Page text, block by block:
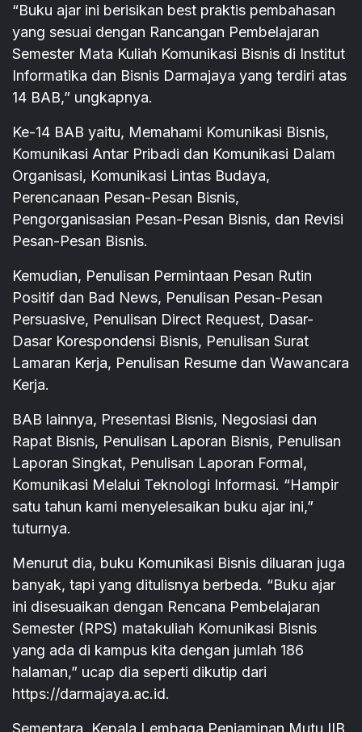
“Buku ajar ini berisikan best praktis pembahasan
yang sesuai dengan Rancangan Pembelajaran
Semester Mata Kuliah Komunikasi Bisnis di Institut
Informatika dan Bisnis Darmajaya yang terdiri atas
14 BAB,” ungkapnya.
Ke-14 BAB yaitu, Memahami Komunikasi Bisnis,
Komunikasi Antar Pribadi dan Komunikasi Dalam
Organisasi, Komunikasi Lintas Budaya,
Perencanaan Pesan-Pesan Bisnis,
Pengorganisasian Pesan-Pesan Bisnis, dan Revisi
Pesan-Pesan Bisnis.
Kemudian, Penulisan Permintaan Pesan Rutin
Positif dan Bad News, Penulisan Pesan-Pesan
Persuasive, Penulisan Direct Request, Dasar-
Dasar Korespondensi Bisnis, Penulisan Surat
Lamaran Kerja, Penulisan Resume dan Wawancara
Kerja.
BAB lainnya, Presentasi Bisnis, Negosiasi dan
Rapat Bisnis, Penulisan Laporan Bisnis, Penulisan
Laporan Singkat, Penulisan Laporan Formal,
Komunikasi Melalui Teknologi Informasi. “Hampir
satu tahun kami menyelesaikan buku ajar ini,”
tuturnya.
Menurut dia, buku Komunikasi Bisnis diluaran juga
banyak, tapi yang ditulisnya berbeda. “Buku ajar
ini disesuaikan dengan Rencana Pembelajaran
Semester (RPS) matakuliah Komunikasi Bisnis
yang ada di kampus kita dengan jumlah 186
halaman,” ucap dia seperti dikutip dari
https://darmajaya.ac.id.